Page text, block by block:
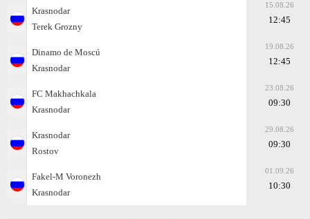
Krasnodar
Terek Grozny
15.08.26
12:45
Dinamo de Moscú
Krasnodar
19.08.26
12:45
FC Makhachkala
Krasnodar
23.08.26
09:30
Krasnodar
Rostov
29.08.26
09:30
Fakel-M Voronezh
Krasnodar
01.09.26
10:30